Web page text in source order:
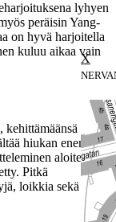
lyhyen
peräisin Yang-
on hyvä harjoitella
kuluu aikaa vain
kehittämäänsä
hiukan enemmän
aloitetaan
Pitkä
loikkia sekä